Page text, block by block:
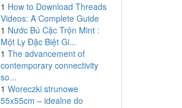
1 How to Download Threads
Videos: A Complete Guide
1 Nước Bú Cặc Trộn Mint :
Một Ly Đặc Biệt Gi...
1 The advancement of
contemporary connectivity
so...
1 Woreczki strunowe
55x55cm – idealne do